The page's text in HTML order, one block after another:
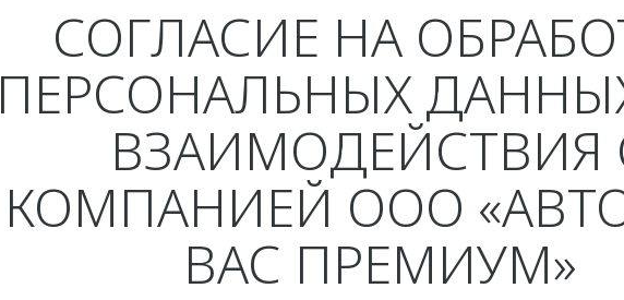
СОГЛАСИЕ НА
ПЕРСОНАЛЬНЫХ
ВЗАИМОДЕЙСТВИЯ
КОМПАНИЕЙ ООО
ВАС ПРЕМИУМ»